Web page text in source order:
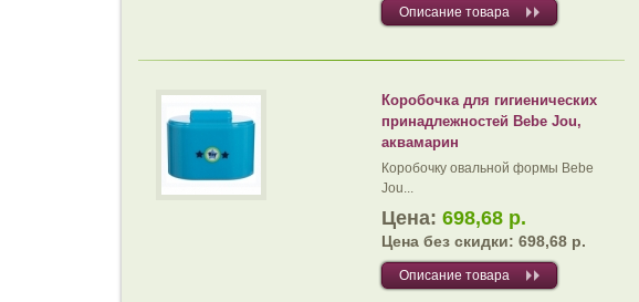
Описание товара
Коробочка для гигиенических
принадлежностей Bebe Jou,
аквамарин
Коробочку овальной формы Bebe
Jou...
Цена: 698,68 р.
Цена без скидки: 698,68 р.
Описание товара